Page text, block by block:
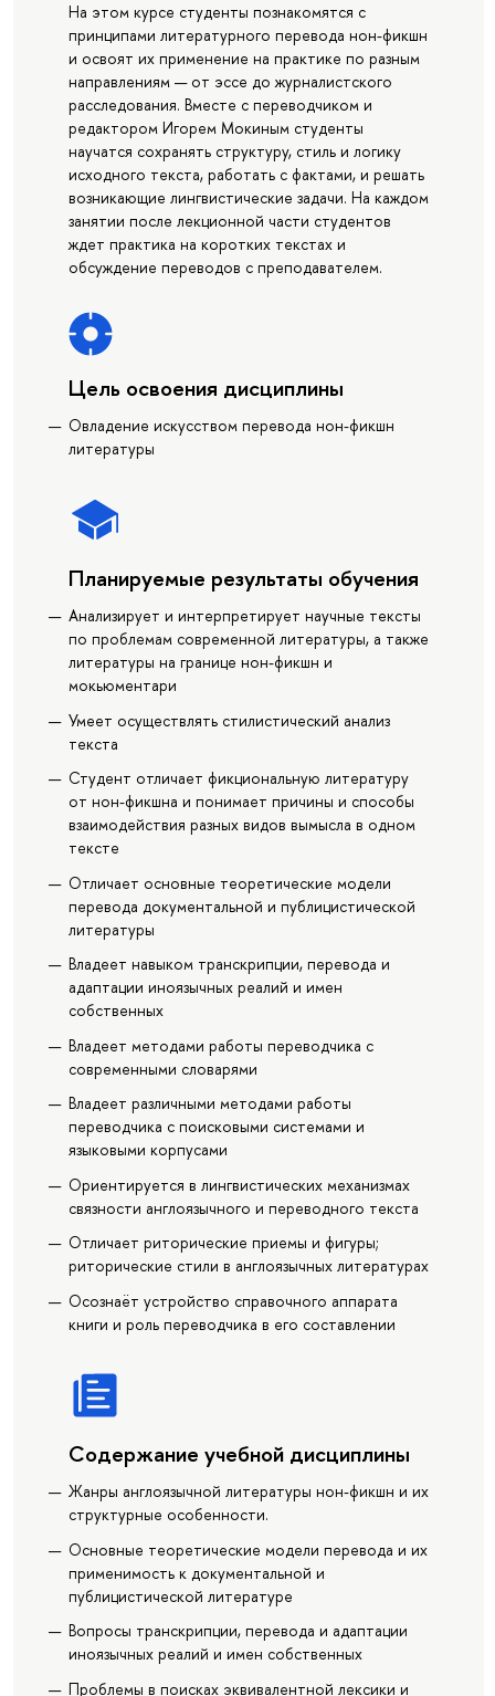
На этом курсе студенты познакомятся с
принципами литературного перевода нон-фикшн
и освоят их применение на практике по разным
направлениям — от эссе до журналистского
расследования. Вместе с переводчиком и
редактором Игорем Мокиным студенты
научатся сохранять структуру, стиль и логику
исходного текста, работать с фактами, и решать
возникающие лингвистические задачи. На каждом
занятии после лекционной части студентов
ждет практика на коротких текстах и
обсуждение переводов с преподавателем.
Цель освоения дисциплины
Овладение искусством перевода нон-фикшн
литературы
Планируемые результаты обучения
Анализирует и интерпретирует научные тексты
по проблемам современной литературы, а также
литературы на границе нон-фикшн и
мокьюментари
Умеет осуществлять стилистический анализ
текста
Студент отличает фикциональную литературу
от нон-фикшна и понимает причины и способы
взаимодействия разных видов вымысла в одном
тексте
Отличает основные теоретические модели
перевода документальной и публицистической
литературы
Владеет навыком транскрипции, перевода и
адаптации иноязычных реалий и имен
собственных
Владеет методами работы переводчика с
современными словарями
Владеет различными методами работы
переводчика с поисковыми системами и
языковыми корпусами
Ориентируется в лингвистических механизмах
связности англоязычного и переводного текста
Отличает риторические приемы и фигуры;
риторические стили в англоязычных литературах
Осознаёт устройство справочного аппарата
книги и роль переводчика в его составлении
Содержание учебной дисциплины
Жанры англоязычной литературы нон-фикшн и их
структурные особенности.
Основные теоретические модели перевода и их
применимость к документальной и
публицистической литературе
Вопросы транскрипции, перевода и адаптации
иноязычных реалий и имен собственных
Проблемы в поисках эквивалентной лексики и